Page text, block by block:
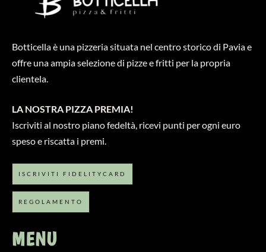
Botticella è una pizzeria situata nel centro storico di Pavia e
offre una ampia selezione di pizze e fritti per la propria
clientela.
LA NOSTRA PIZZA PREMIA!
Iscriviti al nostro piano fedeltà, ricevi punti per ogni euro
speso e riscatta i premi.
ISCRIVITI FIDELITYCARD
REGOLAMENTO
MENU